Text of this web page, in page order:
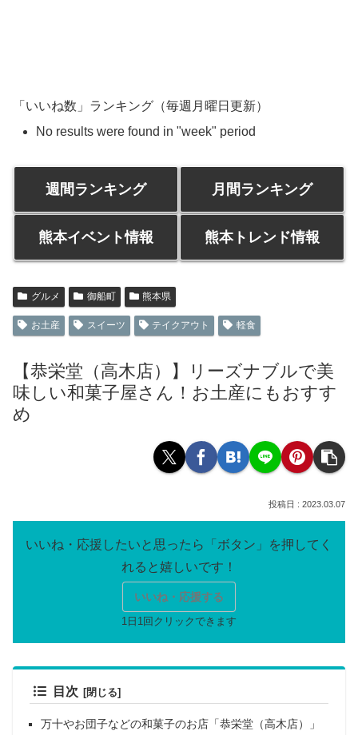
「いいね数」ランキング（毎週月曜日更新）
No results were found in "week" period
週間ランキング 月間ランキング
熊本イベント情報 熊本トレンド情報
グルメ 御船町 熊本県
お土産 スイーツ テイクアウト 軽食
【恭栄堂（高木店）】リーズナブルで美
味しい和菓子屋さん！お土産にもおすす
め
2023.03.07
いいね・応援する
目次
万十やお団子などの和菓子のお店「恭栄堂（高木店）」